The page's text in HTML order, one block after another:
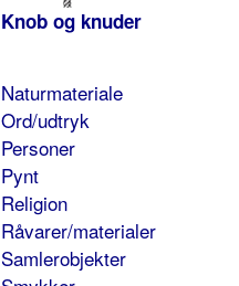
Knob og knuder
Naturmateriale
Ord/udtryk
Personer
Pynt
Religion
Råvarer/materialer
Samlerobjekter